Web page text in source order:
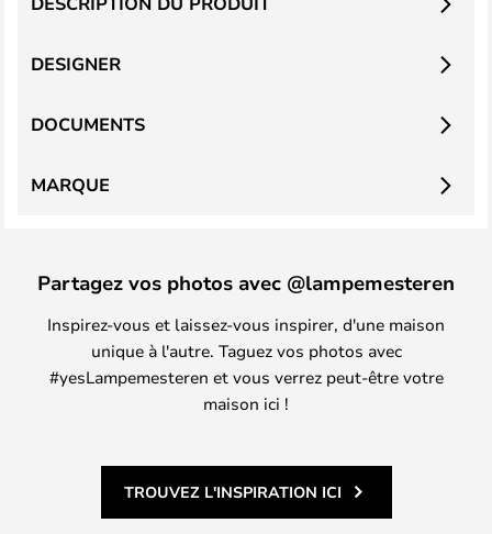
DESIGNER
DOCUMENTS
MARQUE
Partagez vos photos avec @lampemesteren
Inspirez-vous et laissez-vous inspirer, d'une maison
unique à l'autre. Taguez vos photos avec
#yesLampemesteren et vous verrez peut-être votre
maison ici !
TROUVEZ L'INSPIRATION ICI